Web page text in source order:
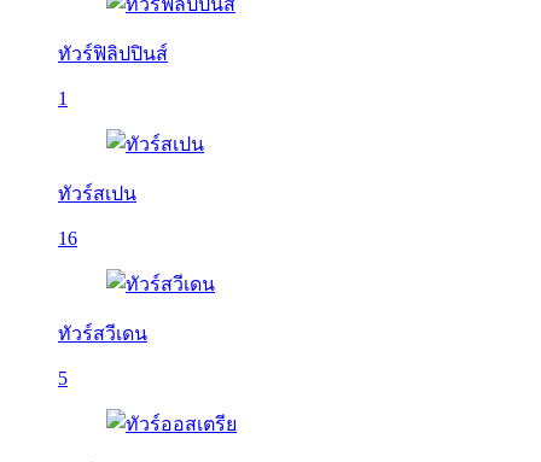
ทัวร์ฟิลิปปินส์
1
ทัวร์สเปน
16
ทัวร์สวีเดน
5